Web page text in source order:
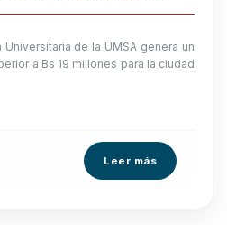
Universitaria de la UMSA genera un
a Bs 19 millones para la ciudad
Leer más